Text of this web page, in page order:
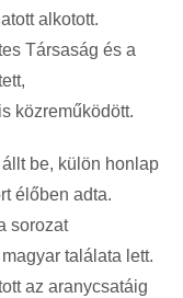
alkotott.
Társaság és a
közreműködött.
be, külön honlap
élőben adta.
sorozat
találata lett.
az aranycsatáig